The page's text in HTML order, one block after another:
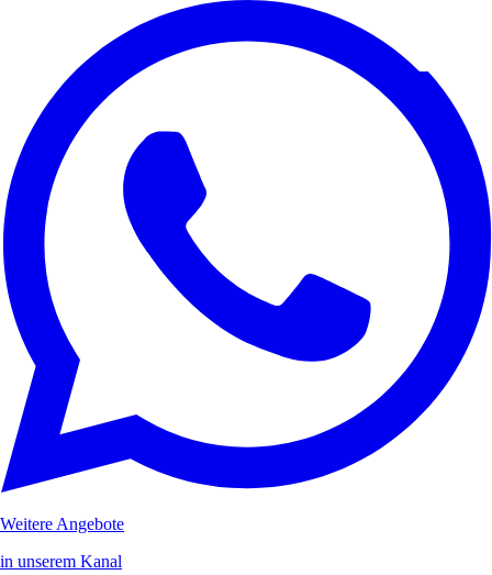
Weitere Angebote
in unserem Kanal